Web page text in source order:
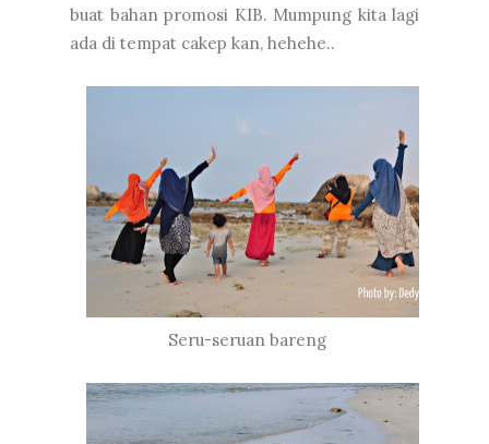
buat bahan promosi KIB. Mumpung kita lagi
ada di tempat cakep kan, hehehe..
Seru-seruan bareng